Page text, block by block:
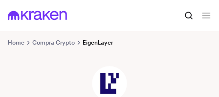
Home Compra Crypto EigenLayer
EIGEN